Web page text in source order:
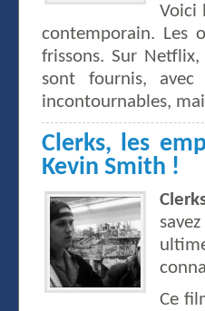
Voici
contemporain. Les
frissons. Sur
sont fournis, avec
incontournables,
Clerks, les
Kevin Smith !
Ce